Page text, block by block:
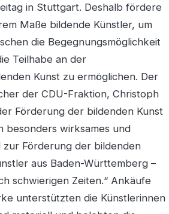
in Stuttgart. Deshalb fördere
Maße bildende Künstler, um
die Begegnungsmöglichkeit
Teilhabe an der
Kunst zu ermöglichen. Der
der CDU-Fraktion, Christoph
Förderung der bildenden Kunst
besonders wirksames und
zur Förderung der bildenden
aus Baden-Württemberg –
schwierigen Zeiten.“ Ankäufe
unterstützten die Künstlerinnen